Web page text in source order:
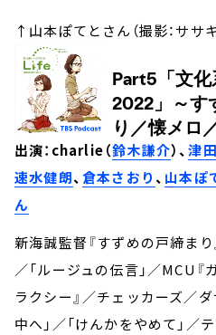
↑山本ぽてとさん（撮影：ササ
出演：charlie（鈴木謙介）、津
速水健朗、倉本さおり 、 山本ぽ
ん
新海誠監督『すずめの戸締ま
／「ルージュの伝言」／MCU『
ラクシー』／チェッカーズ／
中へ」／「けんかをやめて」／